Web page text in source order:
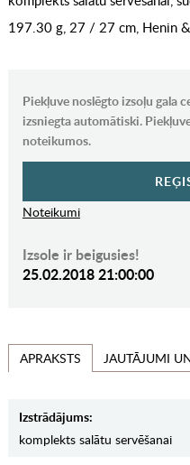
197.30 g, 27 / 27 cm, Henin
Piekļuve noslēgto izsoļu gala
izsniegta automātiski.
noteikumos.
Noteikumi
Izsole ir beigusies!
25.02.2018 21:00:00
APRAKSTS JAUTĀJUMI
Izstrādājums:
komplekts salātu servēšanai